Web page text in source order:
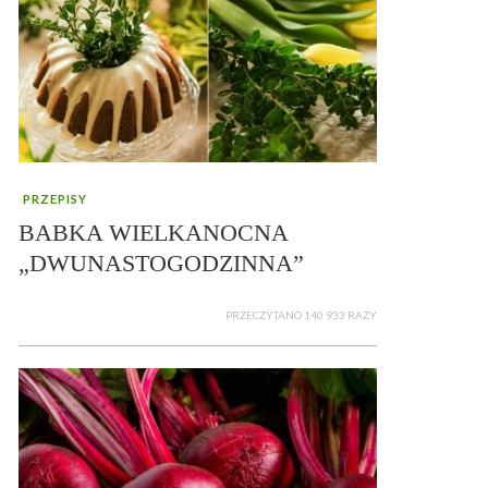
PRZEPISY
BABKA WIELKANOCNA
„DWUNASTOGODZINNA”
PRZECZYTANO 140 933 RAZY